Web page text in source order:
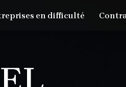
en difficulté